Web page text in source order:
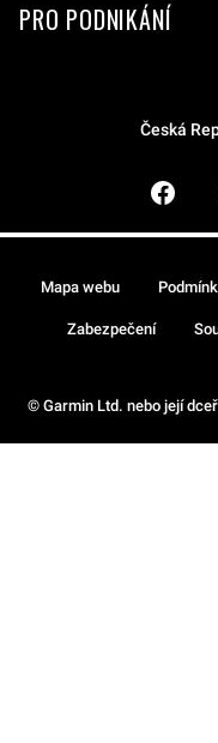
PRO PODNIKÁNÍ
Česká
© Garmin Ltd. nebo její
Mapa webu
Zabezpečení